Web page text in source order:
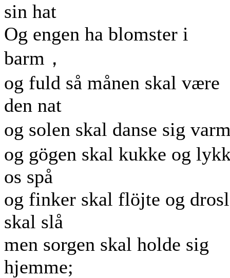
sin hat
Og engen ha blomster i
barm，
og fuld så månen skal være
den nat
og solen skal danse sig
og gögen skal kukke og
os spå
og finker skal flöjte og
skal slå
men sorgen skal holde sig
hjemme;